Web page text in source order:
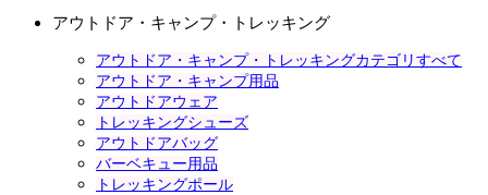
アウトドア・キャンプ・トレッキング
アウトドア・キャンプ・トレッキングカテゴリすべて
アウトドア・キャンプ用品
アウトドアウェア
トレッキングシューズ
アウトドアバッグ
バーベキュー用品
トレッキングポール